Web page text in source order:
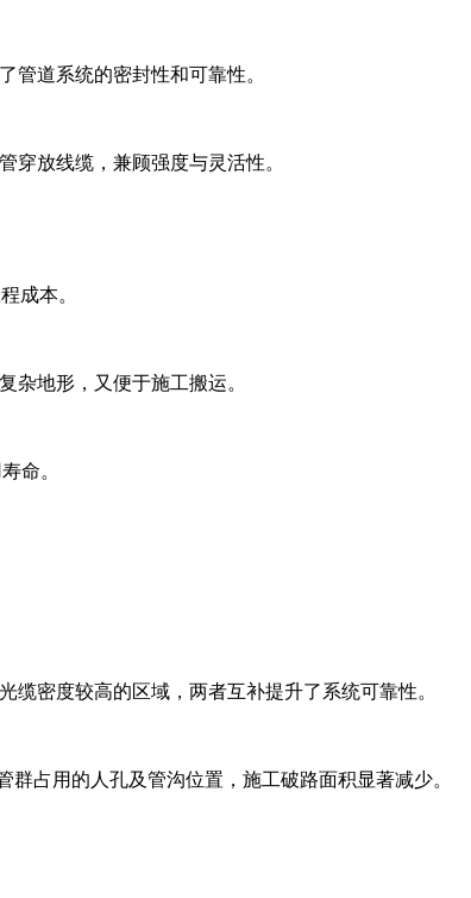
管道系统的密封性和可靠性。
穿放线缆，兼顾强度与灵活性。
成本。
杂地形，又便于施工搬运。
命。
密度较高的区域，两者互补提升了系统可靠性。
占用的人孔及管沟位置，施工破路面积显著减少。